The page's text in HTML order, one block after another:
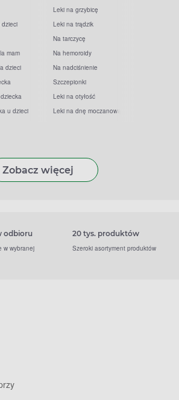
dzieci
mam
dzieci
u dzieci
Leki na grzybicę
Leki na trądzik
Na tarczycę
Na hemoroidy
Na nadciśnienie
Szczepionki
Leki na otyłość
Leki na dnę moczanową
Zobacz więcej
odbioru
w wybranej
20 tys. produktów
Szeroki asortyment produktów